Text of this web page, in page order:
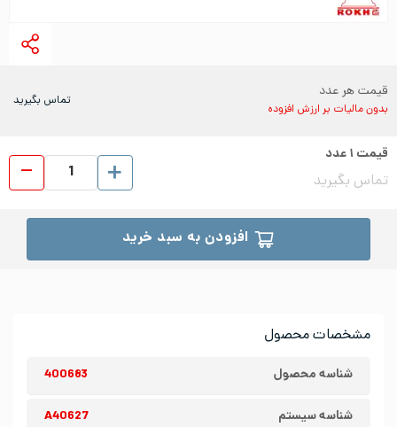
مشخصات محصول
شناسه محصول 400683
شناسه سیستم A40627
قیمت هر عدد
بدون مالیات بر ارزش افزوده
تماس بگیرید
قیمت ۱عدد
تماس بگیرید
افزودن به سبد خرید